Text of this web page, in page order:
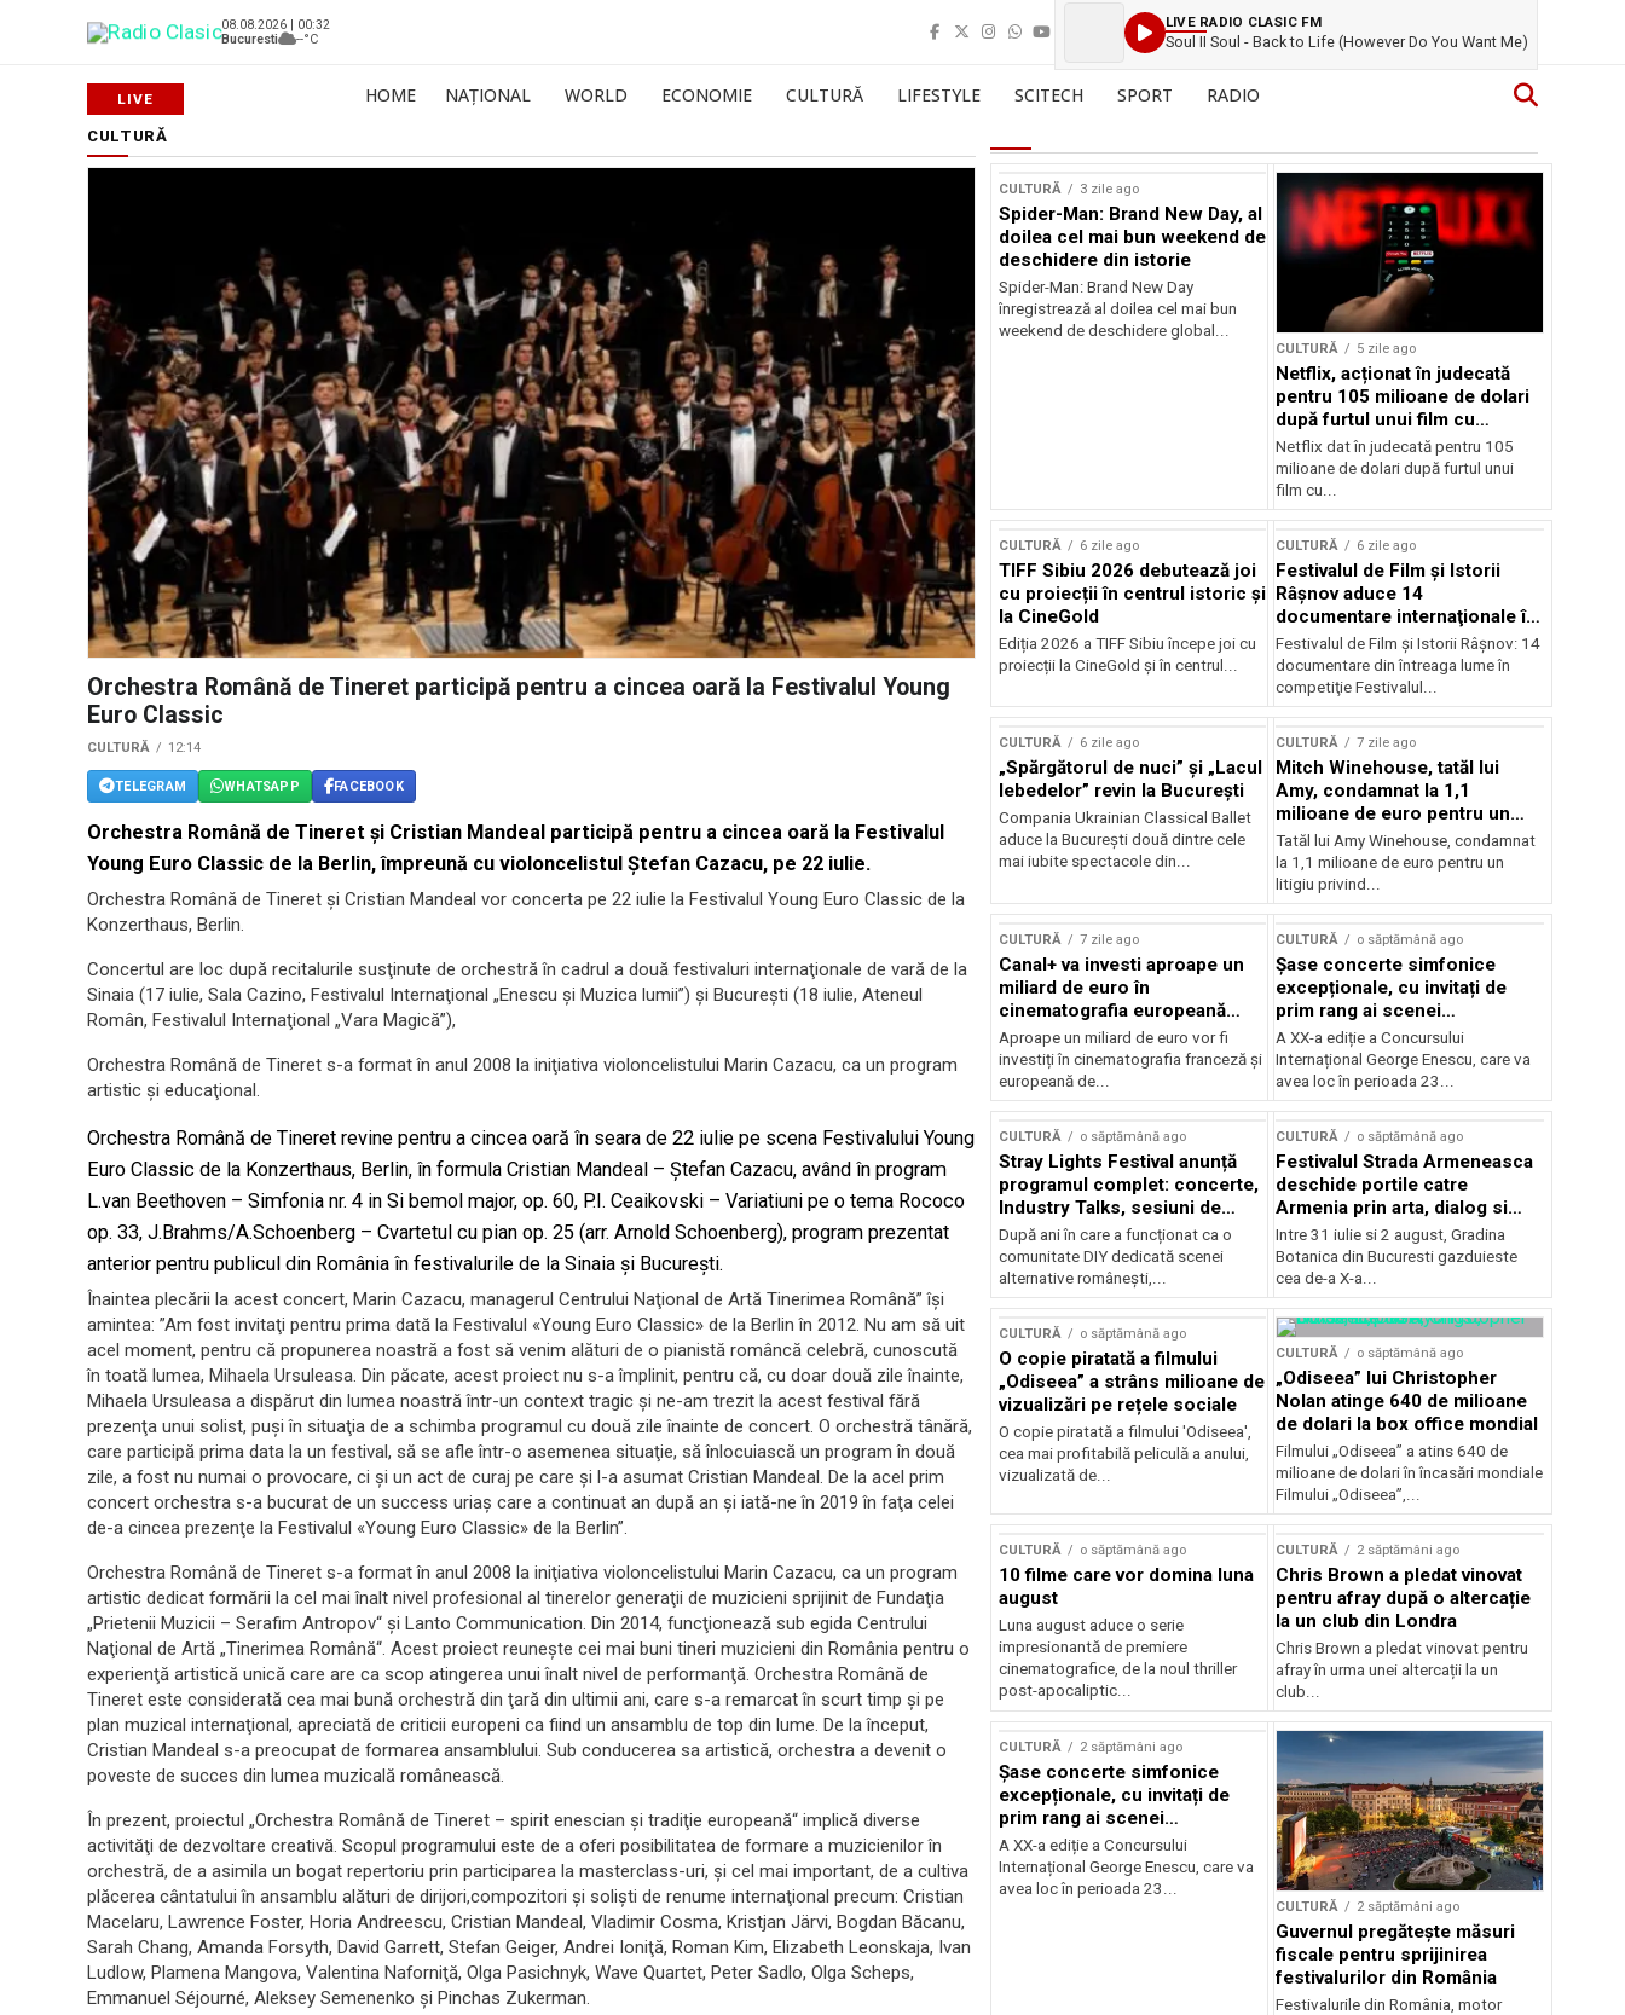
08.08.2026 | 00:32
Bucuresti
--°C
LIVE RADIO CLASIC FM
Soul II Soul - Back to Life (However Do You Want Me)
HOME NAȚIONAL WORLD ECONOMIE CULTURĂ LIFESTYLE SCITECH SPORT RADIO
CULTURĂ
Orchestra Română de Tineret participă pentru a cincea oară la Festivalul Young
Euro Classic
CULTURĂ 12:14
TELEGRAM WHATSAPP FACEBOOK
Orchestra Română de Tineret şi Cristian Mandeal participă pentru a cincea oară la Festivalul
Young Euro Classic de la Berlin, împreună cu violoncelistul Ştefan Cazacu, pe 22 iulie.
Orchestra Română de Tineret şi Cristian Mandeal vor concerta pe 22 iulie la Festivalul Young Euro Classic de la
Konzerthaus, Berlin.
Concertul are loc după recitalurile susţinute de orchestră în cadrul a două festivaluri internaţionale de vară de la
Sinaia (17 iulie, Sala Cazino, Festivalul Internaţional „Enescu şi Muzica lumii”) şi Bucureşti (18 iulie, Ateneul
Român, Festivalul Internaţional „Vara Magică”),
Orchestra Română de Tineret s-a format în anul 2008 la iniţiativa violoncelistului Marin Cazacu, ca un program
artistic şi educaţional.
Orchestra Română de Tineret revine pentru a cincea oară în seara de 22 iulie pe scena Festivalului Young
Euro Classic de la Konzerthaus, Berlin, în formula Cristian Mandeal – Ştefan Cazacu, având în program
L.van Beethoven – Simfonia nr. 4 in Si bemol major, op. 60, P.I. Ceaikovski – Variatiuni pe o tema Rococo
op. 33, J.Brahms/A.Schoenberg – Cvartetul cu pian op. 25 (arr. Arnold Schoenberg), program prezentat
anterior pentru publicul din România în festivalurile de la Sinaia şi Bucureşti.
Înaintea plecării la acest concert, Marin Cazacu, managerul Centrului Naţional de Artă Tinerimea Română” îşi
amintea: ”Am fost invitaţi pentru prima dată la Festivalul «Young Euro Classic» de la Berlin în 2012. Nu am să uit
acel moment, pentru că propunerea noastră a fost să venim alături de o pianistă româncă celebră, cunoscută
în toată lumea, Mihaela Ursuleasa. Din păcate, acest proiect nu s-a împlinit, pentru că, cu doar două zile înainte,
Mihaela Ursuleasa a dispărut din lumea noastră într-un context tragic şi ne-am trezit la acest festival fără
prezenţa unui solist, puşi în situaţia de a schimba programul cu două zile înainte de concert. O orchestră tânără,
care participă prima data la un festival, să se afle într-o asemenea situaţie, să înlocuiască un program în două
zile, a fost nu numai o provocare, ci şi un act de curaj pe care şi l-a asumat Cristian Mandeal. De la acel prim
concert orchestra s-a bucurat de un success uriaş care a continuat an după an şi iată-ne în 2019 în faţa celei
de-a cincea prezenţe la Festivalul «Young Euro Classic» de la Berlin”.
Orchestra Română de Tineret s-a format în anul 2008 la iniţiativa violoncelistului Marin Cazacu, ca un program
artistic dedicat formării la cel mai înalt nivel profesional al tinerelor generaţii de muzicieni sprijinit de Fundaţia
„Prietenii Muzicii – Serafim Antropov“ şi Lanto Communication. Din 2014, funcţionează sub egida Centrului
Naţional de Artă „Tinerimea Română“. Acest proiect reuneşte cei mai buni tineri muzicieni din România pentru o
experienţă artistică unică care are ca scop atingerea unui înalt nivel de performanţă. Orchestra Română de
Tineret este considerată cea mai bună orchestră din ţară din ultimii ani, care s-a remarcat în scurt timp şi pe
plan muzical internaţional, apreciată de criticii europeni ca fiind un ansamblu de top din lume. De la început,
Cristian Mandeal s-a preocupat de formarea ansamblului. Sub conducerea sa artistică, orchestra a devenit o
poveste de succes din lumea muzicală românească.
În prezent, proiectul „Orchestra Română de Tineret – spirit enescian şi tradiţie europeană“ implică diverse
activităţi de dezvoltare creativă. Scopul programului este de a oferi posibilitatea de formare a muzicienilor în
orchestră, de a asimila un bogat repertoriu prin participarea la masterclass-uri, şi cel mai important, de a cultiva
plăcerea cântatului în ansamblu alături de dirijori,compozitori şi solişti de renume internaţional precum: Cristian
Macelaru, Lawrence Foster, Horia Andreescu, Cristian Mandeal, Vladimir Cosma, Kristjan Järvi, Bogdan Băcanu,
Sarah Chang, Amanda Forsyth, David Garrett, Stefan Geiger, Andrei Ioniţă, Roman Kim, Elizabeth Leonskaja, Ivan
Ludlow, Plamena Mangova, Valentina Naforniţă, Olga Pasichnyk, Wave Quartet, Peter Sadlo, Olga Scheps,
Emmanuel Séjourné, Aleksey Semenenko şi Pinchas Zukerman.
CULTURĂ 3 zile ago
Spider-Man: Brand New Day, al
doilea cel mai bun weekend de
deschidere din istorie
Spider-Man: Brand New Day
înregistrează al doilea cel mai bun
weekend de deschidere global...
CULTURĂ 5 zile ago
Netflix, acționat în judecată
pentru 105 milioane de dolari
după furtul unui film cu
Nicolas Cage
Netflix dat în judecată pentru 105
milioane de dolari după furtul unui
film cu...
CULTURĂ 6 zile ago
TIFF Sibiu 2026 debutează joi
cu proiecții în centrul istoric și
la CineGold
Ediția 2026 a TIFF Sibiu începe joi cu
proiecții la CineGold și în centrul...
CULTURĂ 6 zile ago
Festivalul de Film şi Istorii
Râşnov aduce 14
documentare internaţionale în
premieră
Festivalul de Film şi Istorii Râşnov: 14
documentare din întreaga lume în
competiţie Festivalul...
CULTURĂ 6 zile ago
„Spărgătorul de nuci” și „Lacul
lebedelor” revin la București
Compania Ukrainian Classical Ballet
aduce la București două dintre cele
mai iubite spectacole din...
CULTURĂ 7 zile ago
Mitch Winehouse, tatăl lui
Amy, condamnat la 1,1
milioane de euro pentru un
litigiu pierdut
Tatăl lui Amy Winehouse, condamnat
la 1,1 milioane de euro pentru un
litigiu privind...
CULTURĂ 7 zile ago
Canal+ va investi aproape un
miliard de euro în
cinematografia europeană
până în 2032
Aproape un miliard de euro vor fi
investiți în cinematografia franceză și
europeană de...
CULTURĂ o săptămână ago
Șase concerte simfonice
excepționale, cu invitați de
prim rang ai scenei
internaționale și ansambluri
orchestrale românești de
prestigiu, în programul
Concursului Enescu 2026
A XX-a ediție a Concursului
Internațional George Enescu, care va
avea loc în perioada 23...
CULTURĂ o săptămână ago
Stray Lights Festival anunță
programul complet: concerte,
Industry Talks, sesiuni de
audiție și noi opțiuni de
participare pentru public
După ani în care a funcționat ca o
comunitate DIY dedicată scenei
alternative românești,...
CULTURĂ o săptămână ago
Festivalul Strada Armeneasca
deschide portile catre
Armenia prin arta, dialog si
patrimoniu, intre 31 iulie si 2
august, la Gradina Botanica din
Bucuresti
Intre 31 iulie si 2 august, Gradina
Botanica din Bucuresti gazduieste
cea de-a X-a...
CULTURĂ o săptămână ago
O copie piratată a filmului
„Odiseea” a strâns milioane de
vizualizări pe rețele sociale
O copie piratată a filmului 'Odiseea',
cea mai profitabilă peliculă a anului,
vizualizată de...
CULTURĂ o săptămână ago
„Odiseea” lui Christopher
Nolan atinge 640 de milioane
de dolari la box office mondial
Filmului „Odiseea” a atins 640 de
milioane de dolari în încasări mondiale
Filmului „Odiseea”,...
CULTURĂ o săptămână ago
10 filme care vor domina luna
august
Luna august aduce o serie
impresionantă de premiere
cinematografice, de la noul thriller
post-apocaliptic...
CULTURĂ 2 săptămâni ago
Chris Brown a pledat vinovat
pentru afray după o altercație
la un club din Londra
Chris Brown a pledat vinovat pentru
afray în urma unei altercații la un
club...
CULTURĂ 2 săptămâni ago
Șase concerte simfonice
excepționale, cu invitați de
prim rang ai scenei
internaționale și ansambluri
orchestrale românești de
prestigiu, în programul
A XX-a ediție a Concursului
Internațional George Enescu, care va
avea loc în perioada 23...
CULTURĂ 2 săptămâni ago
Guvernul pregătește măsuri
fiscale pentru sprijinirea
festivalurilor din România
Festivalurile din România, motor